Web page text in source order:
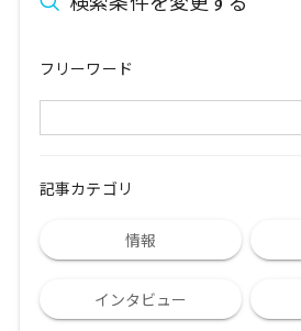
フリーワード
記事カテゴリ
情報
インタビュー